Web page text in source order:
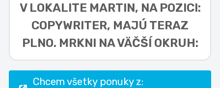
V LOKALITE MARTIN, NA POZICI:
COPYWRITER, MAJÚ TERAZ
PLNO. MRKNI NA VÄČŠÍ OKRUH:
Chcem všetky ponuky z: